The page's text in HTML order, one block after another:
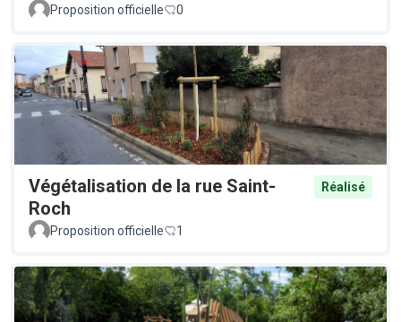
Proposition officielle 0
Végétalisation de la rue Saint-
Roch
Réalisé
Proposition officielle 1